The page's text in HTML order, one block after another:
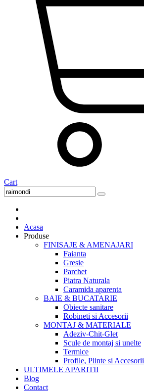
Cart
Acasa
Produse
FINISAJE & AMENAJARI
Faianta
Gresie
Parchet
Piatra Naturala
Caramida aparenta
BAIE & BUCATARIE
Obiecte sanitare
Robineti si Accesorii
MONTAJ & MATERIALE
Adeziv-Chit-Glet
Scule de montaj si unelte
Termice
Profile, Plinte si Accesorii
ULTIMELE APARITII
Blog
Contact